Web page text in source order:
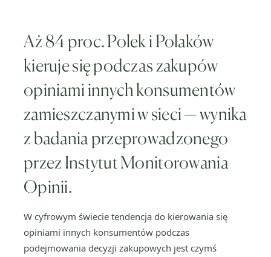
Aż 84 proc. Polek i Polaków
kieruje się podczas zakupów
opiniami innych konsumentów
zamieszczanymi w sieci — wynika
z badania przeprowadzonego
przez Instytut Monitorowania
Opinii.
W cyfrowym świecie tendencja do kierowania się
opiniami innych konsumentów podczas
podejmowania decyzji zakupowych jest czymś